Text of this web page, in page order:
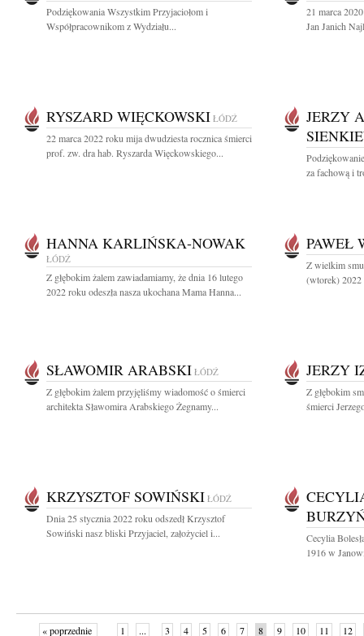
Podziękowania Wszystkim Przyjaciołom i
Współpracownikom z Wydziału...
21 marca
Jan Janich
RYSZARD WIĘCKOWSKI ŁÓDŹ
22 marca 2022 roku mija dwudziesta rocznica śmierci
prof. zw. dra hab. Ryszarda Więckowskiego...
JERZY
za fachową i
HANNA KARLIŃSKA-NOWAK
ŁÓDŹ
Z głębokim żalem zawiadamiamy, że dnia 16 lutego
2022 roku odeszła nasza ukochana Mama Hanna...
PAWEŁ
Z wielkim
(wtorek) 2022
SŁAWOMIR ARABSKI ŁÓDŹ
Z głębokim żalem przyjęliśmy wiadomość o śmierci
architekta Sławomira Arabskiego Żegnamy...
JERZY
Z głębokim
śmierci
KRZYSZTOF SOWIŃSKI ŁÓDŹ
Dnia 25 stycznia 2022 roku odszedł Krzysztof
Sowiński nasz bliski Przyjaciel, założyciel i...
Cecylia
1916 w
« poprzednie 1 ... 3 4 5 6 7 8 9 10 11 12